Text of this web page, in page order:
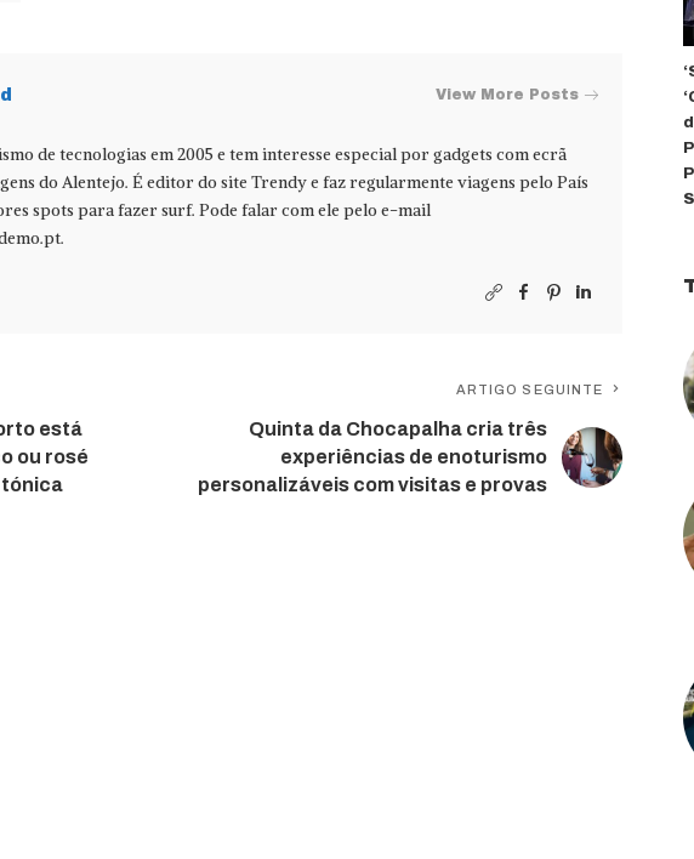
View More Posts
de tecnologias em 2005 e tem interesse especial por gadgets com ecrã
do Alentejo. É editor do site Trendy e faz regularmente viagens pelo País
spots para fazer surf. Pode falar com ele pelo e-mail
.
está
ou rosé
ARTIGO SEGUINTE
Quinta da Chocapalha cria três
experiências de enoturismo
personalizáveis com visitas e provas